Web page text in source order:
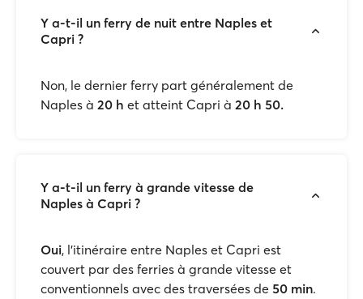
Y a-t-il un ferry de nuit entre Naples et
Capri ?
Non, le dernier ferry part généralement de
Naples à 20 h et atteint Capri à 20 h 50.
Y a-t-il un ferry à grande vitesse de
Naples à Capri ?
Oui, l’itinéraire entre Naples et Capri est
couvert par des ferries à grande vitesse et
conventionnels avec des traversées de 50 min.